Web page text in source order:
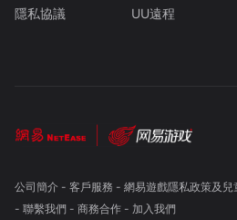
隱私協議 UU遠程
公司簡介- 客戶服務 - 網易遊戲隱私政策及
- 聯繫我們- 商務合作- 加入我們